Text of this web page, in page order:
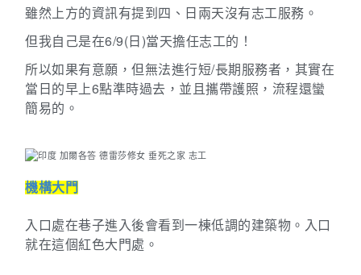
雖然上方的資訊有提到四、日兩天沒有志工服務。
但我自己是在6/9(日)當天擔任志工的！
所以如果有意願，但無法進行短/長期服務者，其實在
當日的早上6點準時過去，並且攜帶護照，流程還蠻
簡易的。
機構大門
入口處在巷子進入後會看到一棟低調的建築物。入口
就在這個紅色大門處。